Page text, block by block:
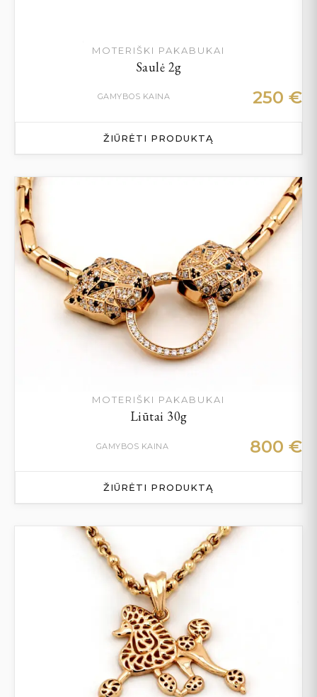
MOTERIŠKI PAKABUKAI
Saulė 2g
GAMYBOS KAINA 250 €
ŽIŪRĖTI PRODUKTĄ
MOTERIŠKI PAKABUKAI
Liūtai 30g
GAMYBOS KAINA 800 €
ŽIŪRĖTI PRODUKTĄ